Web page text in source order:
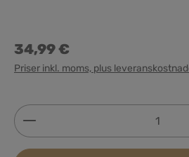
34,99 €
Priser inkl. moms, plus
Produktkvantitet: Ange